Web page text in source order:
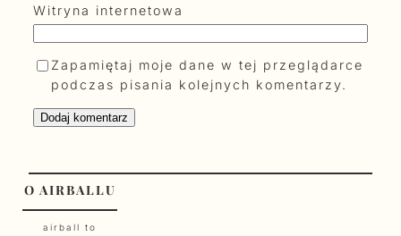
Witryna internetowa
Zapamiętaj moje dane w tej przeglądarce
podczas pisania kolejnych komentarzy.
O AIRBALLU
airball to